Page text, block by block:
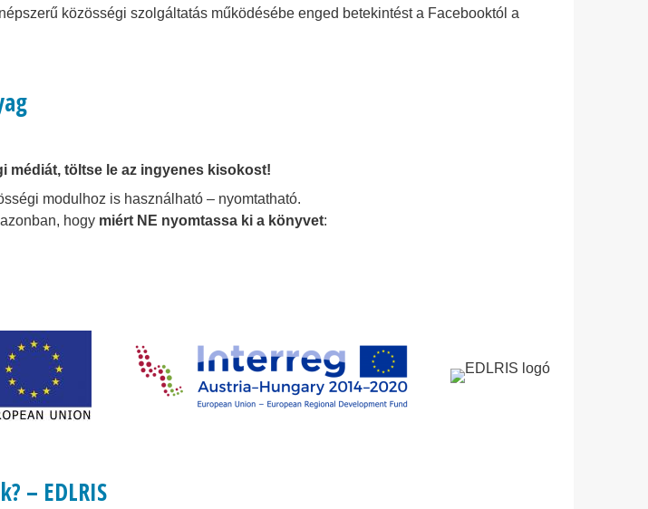
közösségi szolgáltatás működésébe enged betekintést a Facebooktól a
médiát, töltse le az ingyenes kisokost!
modulhoz is használható – nyomtatható.
hogy miért NE nyomtassa ki a könyvet:
– EDLRIS